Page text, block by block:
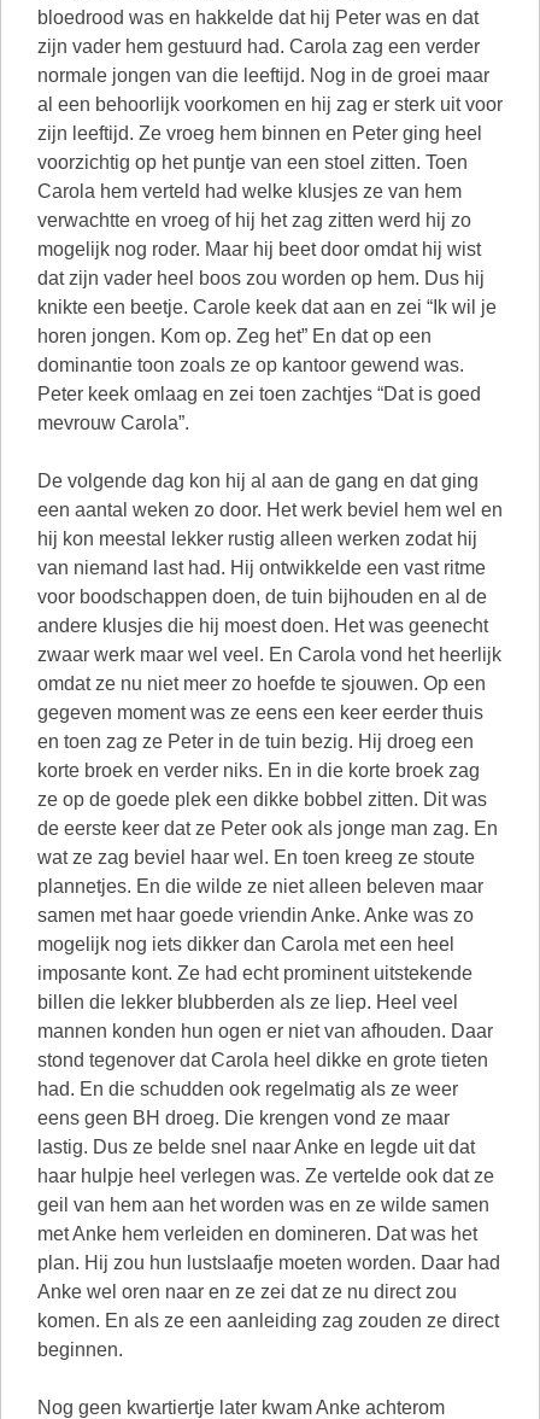
bloedrood was en hakkelde dat hij Peter was en dat
zijn vader hem gestuurd had. Carola zag een verder
normale jongen van die leeftijd. Nog in de groei maar
al een behoorlijk voorkomen en hij zag er sterk uit voor
zijn leeftijd. Ze vroeg hem binnen en Peter ging heel
voorzichtig op het puntje van een stoel zitten. Toen
Carola hem verteld had welke klusjes ze van hem
verwachtte en vroeg of hij het zag zitten werd hij zo
mogelijk nog roder. Maar hij beet door omdat hij wist
dat zijn vader heel boos zou worden op hem. Dus hij
knikte een beetje. Carole keek dat aan en zei “Ik wil je
horen jongen. Kom op. Zeg het” En dat op een
dominantie toon zoals ze op kantoor gewend was.
Peter keek omlaag en zei toen zachtjes “Dat is goed
mevrouw Carola”.
De volgende dag kon hij al aan de gang en dat ging
een aantal weken zo door. Het werk beviel hem wel en
hij kon meestal lekker rustig alleen werken zodat hij
van niemand last had. Hij ontwikkelde een vast ritme
voor boodschappen doen, de tuin bijhouden en al de
andere klusjes die hij moest doen. Het was geenecht
zwaar werk maar wel veel. En Carola vond het heerlijk
omdat ze nu niet meer zo hoefde te sjouwen. Op een
gegeven moment was ze eens een keer eerder thuis
en toen zag ze Peter in de tuin bezig. Hij droeg een
korte broek en verder niks. En in die korte broek zag
ze op de goede plek een dikke bobbel zitten. Dit was
de eerste keer dat ze Peter ook als jonge man zag. En
wat ze zag beviel haar wel. En toen kreeg ze stoute
plannetjes. En die wilde ze niet alleen beleven maar
samen met haar goede vriendin Anke. Anke was zo
mogelijk nog iets dikker dan Carola met een heel
imposante kont. Ze had echt prominent uitstekende
billen die lekker blubberden als ze liep. Heel veel
mannen konden hun ogen er niet van afhouden. Daar
stond tegenover dat Carola heel dikke en grote tieten
had. En die schudden ook regelmatig als ze weer
eens geen BH droeg. Die krengen vond ze maar
lastig. Dus ze belde snel naar Anke en legde uit dat
haar hulpje heel verlegen was. Ze vertelde ook dat ze
geil van hem aan het worden was en ze wilde samen
met Anke hem verleiden en domineren. Dat was het
plan. Hij zou hun lustslaafje moeten worden. Daar had
Anke wel oren naar en ze zei dat ze nu direct zou
komen. En als ze een aanleiding zag zouden ze direct
beginnen.
Nog geen kwartiertje later kwam Anke achterom